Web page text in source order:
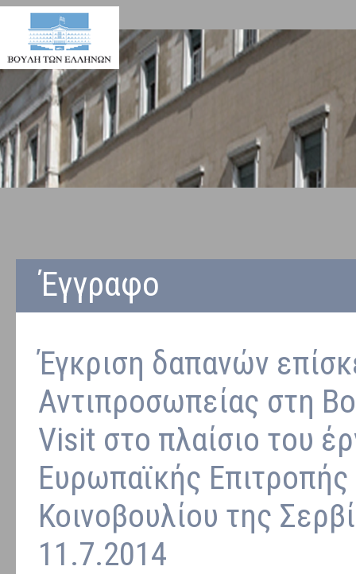
Έγγραφο
Έγκριση δαπανών
Αντιπροσωπείας στη
Visit στο πλαίσιο του
Ευρωπαϊκής Επιτροπής
Κοινοβουλίου της
11.7.2014